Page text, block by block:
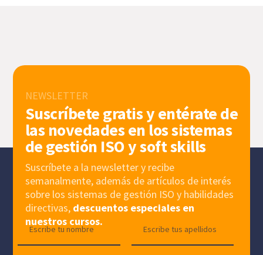
NEWSLETTER
Suscríbete gratis y entérate de
las novedades en los sistemas
de gestión ISO y soft skills
Suscríbete a la newsletter y recibe
semanalmente, además de artículos de interés
sobre los sistemas de gestión ISO y habilidades
directivas, descuentos especiales en
nuestros cursos.